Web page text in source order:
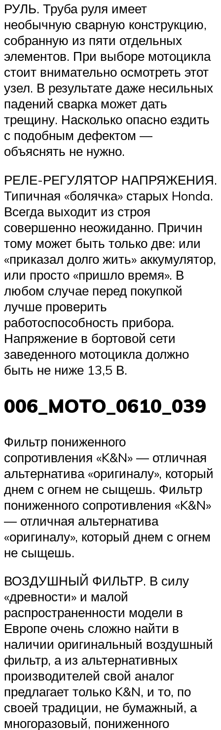
РУЛЬ. Труба руля имеет
необычную сварную конструкцию,
собранную из пяти отдельных
элементов. При выборе мотоцикла
стоит внимательно осмотреть этот
узел. В результате даже несильных
падений сварка может дать
трещину. Насколько опасно ездить
с подобным дефектом —
объяснять не нужно.
РЕЛЕ-РЕГУЛЯТОР НАПРЯЖЕНИЯ.
Типичная «болячка» старых Honda.
Всегда выходит из строя
совершенно неожиданно. Причин
тому может быть только две: или
«приказал долго жить» аккумулятор,
или просто «пришло время». В
любом случае перед покупкой
лучше проверить
работоспособность прибора.
Напряжение в бортовой сети
заведенного мотоцикла должно
быть не ниже 13,5 В.
006_MOTO_0610_039
Фильтр пониженного
сопротивления «K&N» — отличная
альтернатива «оригиналу», который
днем с огнем не сыщешь. Фильтр
пониженного сопротивления «K&N»
— отличная альтернатива
«оригиналу», который днем с огнем
не сыщешь.
ВОЗДУШНЫЙ ФИЛЬТР. В силу
«древности» и малой
распространенности модели в
Европе очень сложно найти в
наличии оригинальный воздушный
фильтр, а из альтернативных
производителей свой аналог
предлагает только K&N, и то, по
своей традиции, не бумажный, а
многоразовый, пониженного